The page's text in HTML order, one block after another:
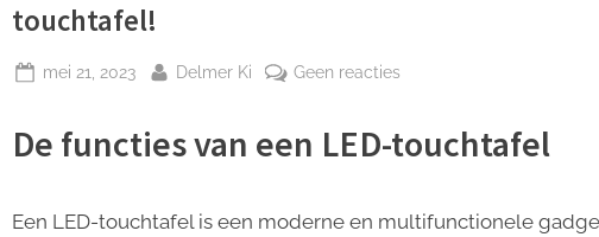
touchtafel!
Geplaatst
mei 21, 2023 Door
Delmer Ki Geen reacties
moderne
van
De functies van een LED-touchtafel
Een LED-touchtafel is een moderne en multifunctionele